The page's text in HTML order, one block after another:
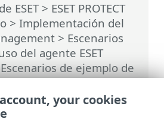
ESET> ESET PROTECT
> Implementación del
> Escenarios
del agente ESET
de ejemplo de
del agente ESET
objetivos queyour cookies